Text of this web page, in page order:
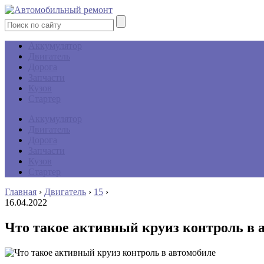
Главная › Двигатель › 15 ›
16.04.2022
Что такое активный круиз контроль в